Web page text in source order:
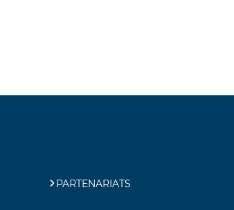
PARTENARIATS